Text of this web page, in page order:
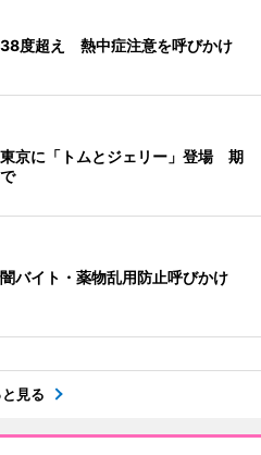
度超え 熱中症注意を呼びかけ
京に「トムとジェリー」登場 期
バイト・薬物乱用防止呼びかけ
見る